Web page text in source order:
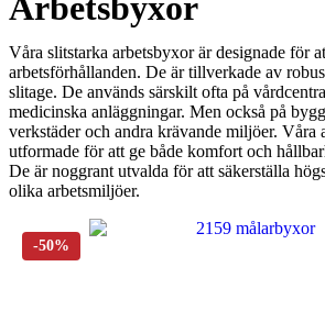
Arbetsbyxor
Våra slitstarka arbetsbyxor är designade för
arbetsförhållanden. De är tillverkade av
slitage. De används särskilt ofta på
medicinska anläggningar. Men också på
verkstäder och andra krävande miljöer. Våra
utformade för att ge både komfort och
De är noggrant utvalda för att säkerställa
olika arbetsmiljöer.